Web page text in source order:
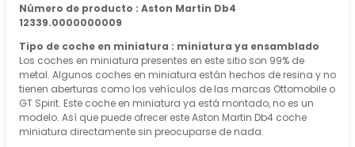
Número de producto : Aston Martin Db4
12339.0000000009
Tipo de coche en miniatura : miniatura ya ensamblado
Los coches en miniatura presentes en este sitio son 99% de
metal. Algunos coches en miniatura están hechos de resina y no
tienen aberturas como los vehículos de las marcas Ottomobile o
GT Spirit. Este coche en miniatura ya está montado, no es un
modelo. Así que puede ofrecer este Aston Martin Db4 coche
miniatura directamente sin preocuparse de nada.